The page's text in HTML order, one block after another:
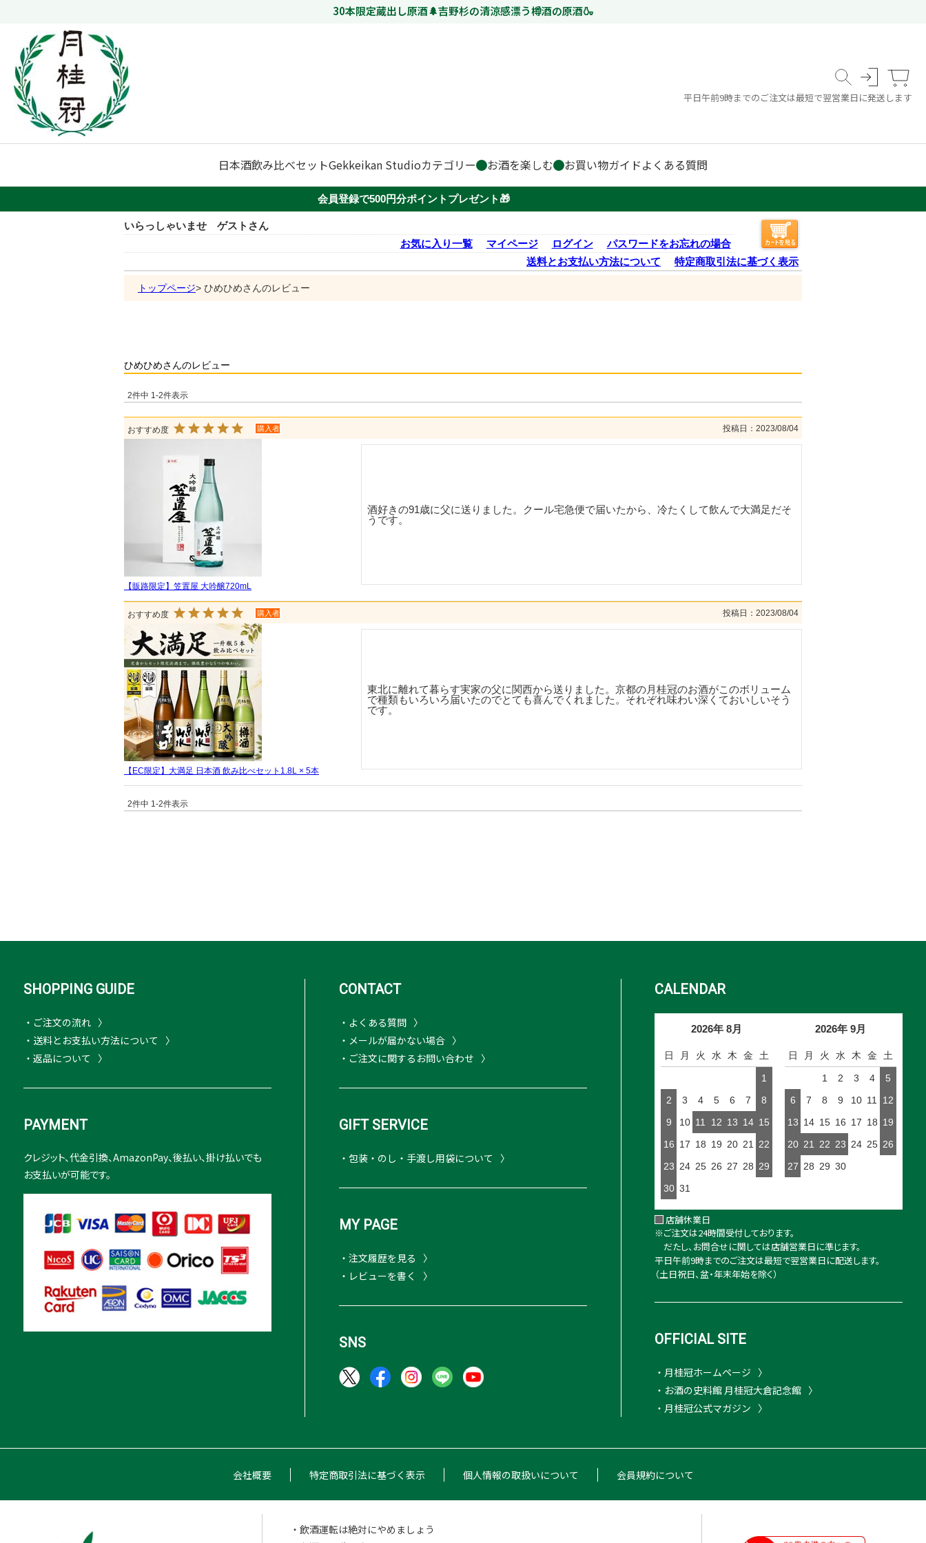
30本限定蔵出し原酒🌲吉野杉の清涼感漂う樽酒の原酒🍶
平日午前9時までのご注文は最短で翌営業日に発送します
日本酒飲み比べセットGekkeikan Studioカテゴリー お酒を楽しむ お買い物ガイドよくある質問
会員登録で500円分ポイントプレゼント🎁
いらっしゃいませ ゲストさん
お気に入り一覧
マイページ ログイン
パスワードをお忘れの場合
送料とお支払い方法について
特定商取引法に基づく表示
トップページ ひめひめさんのレビュー
ひめひめさんのレビュー
2件中 1-2件表示
【販路限定】笠置屋 大吟醸720mL
購入者 投稿日 2023/08/04
酒好きの91歳に父に送りました。クール宅急便で届いたから、冷たくして飲んで大満足だそ
うです。
【EC限定】大満足 日本酒 飲み比べセット1.8L × 5本
購入者 投稿日 2023/08/04
東北に離れて暮らす実家の父に関西から送りました。京都の月桂冠のお酒がこのボリューム
で種類もいろいろ届いたのでとても喜んでくれました。それぞれ味わい深くておいしいそう
です。
2件中 1-2件表示
SHOPPING GUIDE
・ご注文の流れ
・送料とお支払い方法について
・返品について
PAYMENT
クレジット、代金引換、AmazonPay、後払い、掛け払いでも
お支払いが可能です。
CONTACT
・よくある質問
・メールが届かない場合
・ご注文に関するお問い合わせ
GIFT SERVICE
・包装・のし・手渡し用袋について
MY PAGE
・注文履歴を見る
・レビューを書く
SNS
CALENDAR
2026年 8月
日 月 火 水 木 金 土
1
2
3 4 5 6 7
8
9
10 11 12 13 14 15
16 17 18 19 20 21
22
23 24 25 26 27 28 29
30 31
2026年 9月
日 月 火 水 木 金 土
1 2 3 4
5
6
7 8 9 10 11
12
13 14 15 16 17 18 19
20 21 22 23 24 25 26
27 28 29 30
店舗休業日
※ご注文は24時間受付しております。
だたし、お問合せに関しては店舗営業日に準じます。
平日午前9時までのご注文は最短で翌営業日に配送します。
（土日祝日、盆・年末年始を除く）
OFFICIAL SITE
・月桂冠ホームページ
・お酒の史料館 月桂冠大倉記念館
・月桂冠公式マガジン
会社概要 特定商取引法に基づく表示 個人情報の取扱いについて 会員規約について
・飲酒運転は絶対にやめましょう